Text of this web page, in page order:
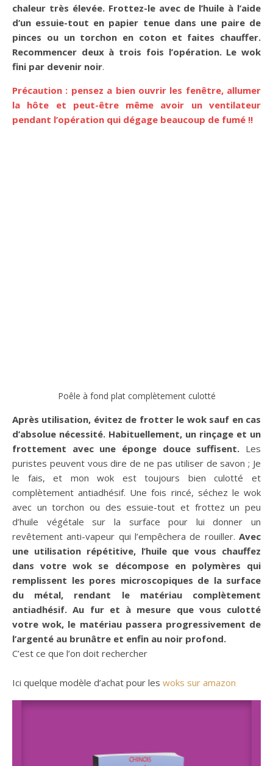
chaleur très élevée. Frottez-le avec de l’huile à l’aide
d’un essuie-tout en papier tenue dans une paire de
pinces ou un torchon en coton et faites chauffer.
Recommencer deux à trois fois l’opération. Le wok
fini par devenir noir.
Précaution : pensez a bien ouvrir les fenêtre, allumer
la hôte et peut-être même avoir un ventilateur
pendant l’opération qui dégage beaucoup de fumé !!
Poêle à fond plat complètement culotté
Après utilisation, évitez de frotter le wok sauf en cas
d’absolue nécessité. Habituellement, un rinçage et un
frottement avec une éponge douce suffisent. Les
puristes peuvent vous dire de ne pas utiliser de savon ; Je
le fais, et mon wok est toujours bien culotté et
complètement antiadhésif. Une fois rincé, séchez le wok
avec un torchon ou des essuie-tout et frottez un peu
d’huile végétale sur la surface pour lui donner un
revêtement anti-vapeur qui l’empêchera de rouiller. Avec
une utilisation répétitive, l’huile que vous chauffez
dans votre wok se décompose en polymères qui
remplissent les pores microscopiques de la surface
du métal, rendant le matériau complètement
antiadhésif. Au fur et à mesure que vous culotté
votre wok, le matériau passera progressivement de
l’argenté au brunâtre et enfin au noir profond.
C’est ce que l’on doit rechercher
Ici quelque modèle d’achat pour les woks sur amazon